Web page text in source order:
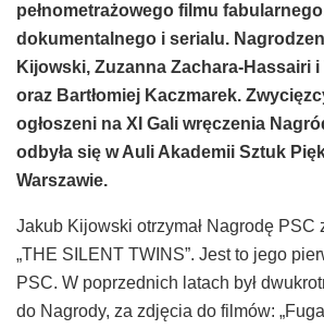
pełnometrażowego filmu
dokumentalnego i serialu.
Kijowski, Zuzanna Zachara-Hassairi
oraz Bartłomiej Kaczmarek.
ogłoszeni na XI Gali wręczenia
odbyła się w Auli Akademii Sztuk
Warszawie.
Jakub Kijowski otrzymał Nagrodę PSC
„THE SILENT TWINS”. Jest to jego
PSC. W poprzednich latach był
do Nagrody, za zdjęcia do filmów: